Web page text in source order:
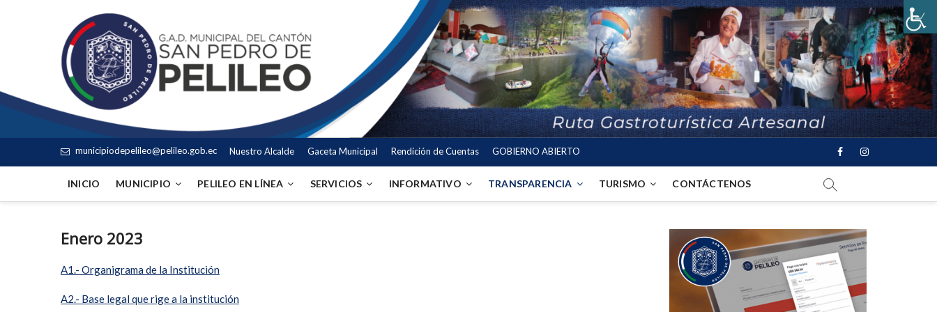
municipiodepelileo@pelileo.gob.ec Nuestro Alcalde Gaceta Municipal Rendición de Cuentas GOBIERNO ABIERTO
INICIO MUNICIPIO PELILEO EN LÍNEA SERVICIOS INFORMATIVO TRANSPARENCIA TURISMO CONTÁCTENOS
Enero 2023
A1.- Organigrama de la Institución
A2.- Base legal que rige a la institución